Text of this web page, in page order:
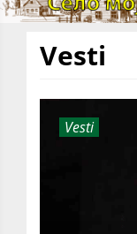
Vesti
Vesti